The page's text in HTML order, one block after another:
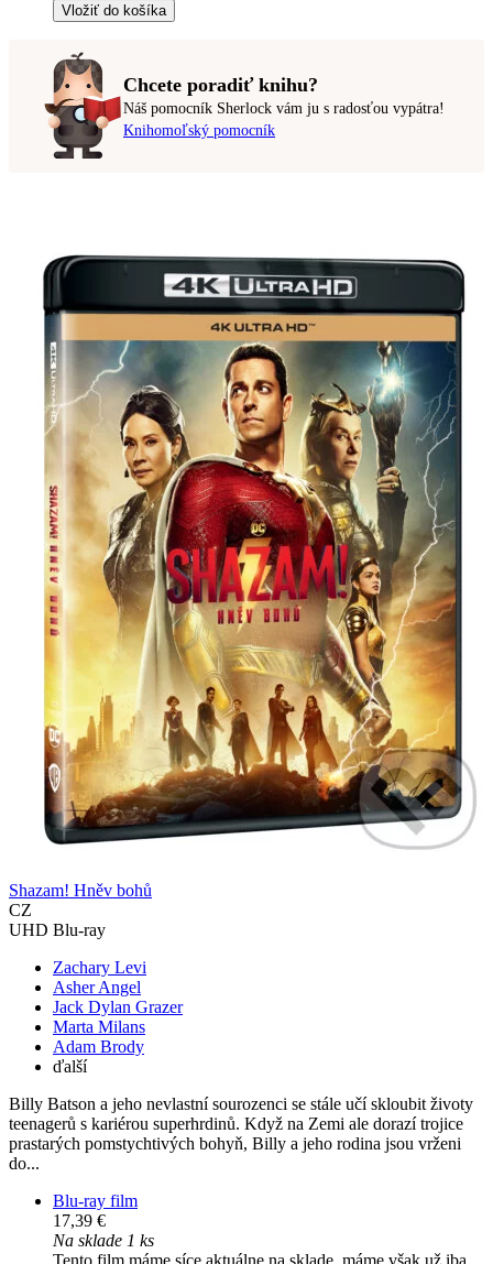
Vložiť do košíka
Chcete poradiť knihu?
Náš pomocník Sherlock vám ju s radosťou vypátra!
Knihomoľský pomocník
Shazam! Hněv bohů
CZ
UHD Blu-ray
Zachary Levi
Asher Angel
Jack Dylan Grazer
Marta Milans
Adam Brody
ďalší
Billy Batson a jeho nevlastní sourozenci se stále učí skloubit životy
teenagerů s kariérou superhrdinů. Když na Zemi ale dorazí trojice
prastarých pomstychtivých bohyň, Billy a jeho rodina jsou vrženi
do...
Blu-ray film
17,39 €
Na sklade 1 ks